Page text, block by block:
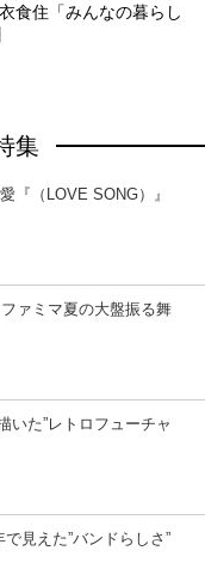
食住「みんなの暮らし
集
『（LOVE SONG）』
ァミマ夏の大盤振る舞
た”レトロフューチャ
見えた”バンドらしさ”